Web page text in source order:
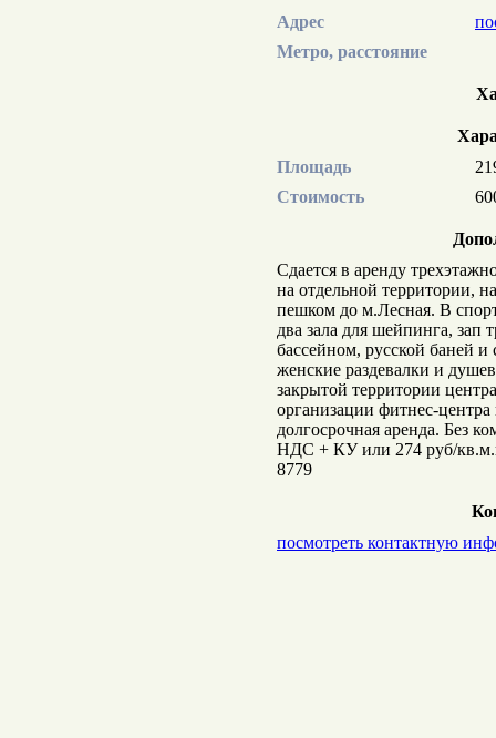
Адрес
Метро, расстояние
Площадь
Стоимость
Сдается в аренду
на отдельной территории,
пешком до м.Лесная. В
два зала для шейпинга, зап
бассейном, русской баней
женские раздевалки и
закрытой территории
организации фитнес-
долгосрочная аренда. Без
НДС + КУ или 274 руб/
8779
посмотреть контактную